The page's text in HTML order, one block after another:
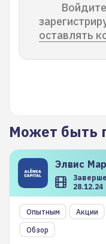
оставлять
Может быть
Элвис
28.12.24
Опытным
Акции
Обзор